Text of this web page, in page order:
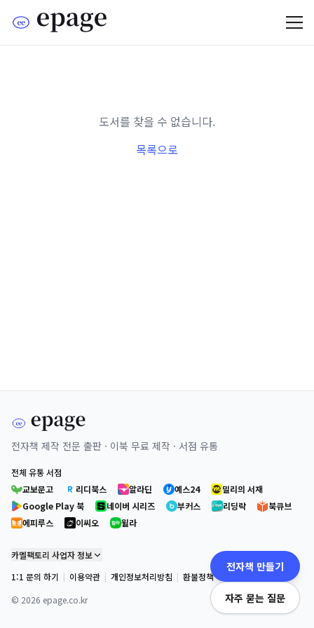
도서를 찾을 수 없습니다.
목록으로
전자책 제작 전문 출판 · 이북 무료 제작 · 서점 유통
전체 유통 서점
교보문고
리디북스 알라딘 예스24
밀리의 서재
Google Play 북
네이버 시리즈 부커스 리딩락
북큐브
에피루스
이씨오 윌라
카멜팩토리 사업자 정보
1:1 문의 하기 | 이용약관 | 개인정보처리방침 | 환불정책
© 2026 epage.co.kr
전자책 만들기
자주 묻는 질문